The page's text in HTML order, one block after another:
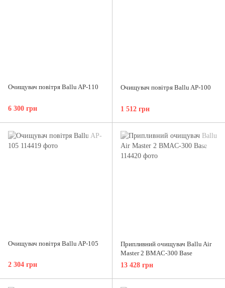
Очищувач повітря Ballu AP-110
6 300 грн
Очищувач повітря Ballu AP-100
1 512 грн
Очищувач повітря Ballu AP-105
2 304 грн
Припливний очищувач Ballu Air
Master 2 BMAC-300 Base
13 428 грн